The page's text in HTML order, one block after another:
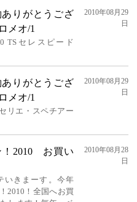
りがとうござ
メオ/1
TSセレスピード
2010年08月29
日
りがとうござ
メオ/1
リエ・スペチアー
2010年08月29
日
！2010 お買い
いきまーす。今年
2010！全国へお買
2010年08月28
日